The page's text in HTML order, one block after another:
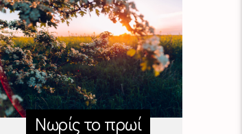
Νωρίς το πρωί